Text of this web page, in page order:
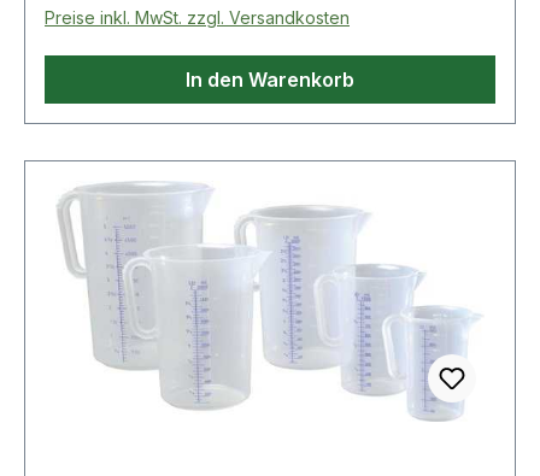
Preise inkl. MwSt. zzgl. Versandkosten
In den Warenkorb